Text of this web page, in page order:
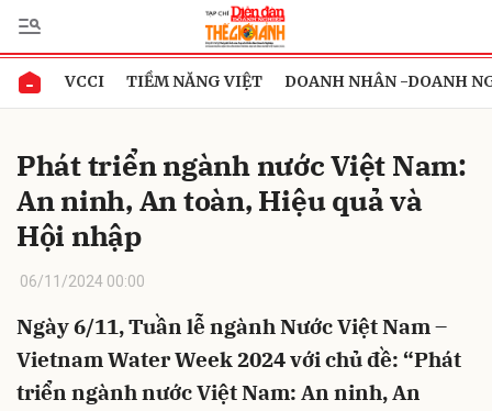
VCCI TIỀM NĂNG VIỆT DOANH NHÂN -DOANH
Phát triển ngành nước Việt Nam:
An ninh, An toàn, Hiệu quả và
Hội nhập
06/11/2024 00:00
Ngày 6/11, Tuần lễ ngành Nước Việt Nam –
Vietnam Water Week 2024 với chủ đề: “Phát
triển ngành nước Việt Nam: An ninh, An
Gửi bình luận
Hủy Gửi